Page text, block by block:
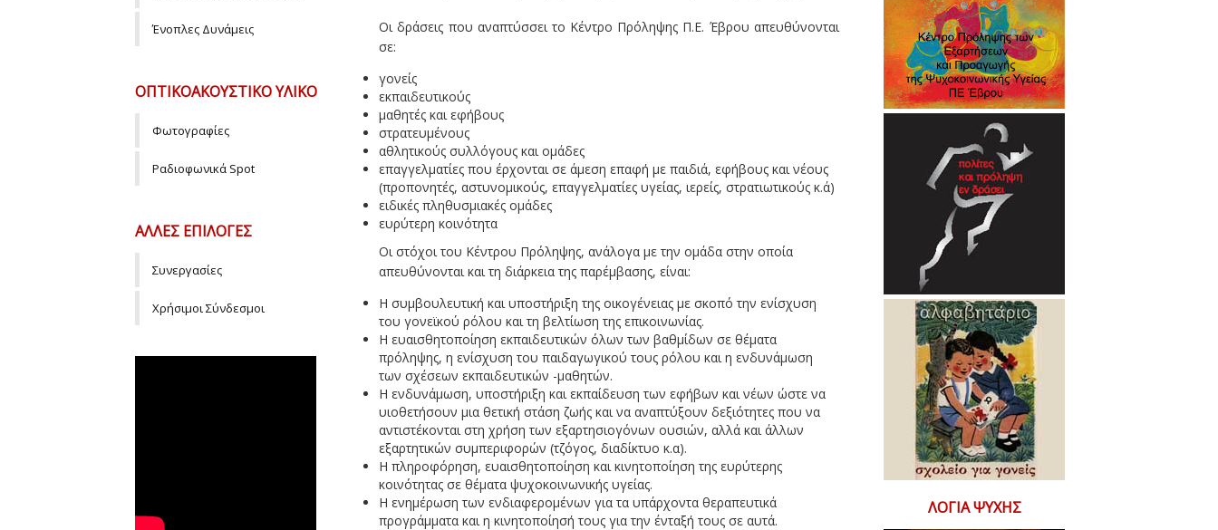
Ένοπλες Δυνάμεις
ΟΠΤΙΚΟΑΚΟΥΣΤΙΚΌ ΥΛΙΚΌ
Φωτογραφίες
Ραδιοφωνικά Spot
ΆΛΛΕΣ ΕΠΙΛΟΓΈΣ
Συνεργασίες
Χρήσιμοι Σύνδεσμοι
Οι δράσεις που αναπτύσσει το Κέντρο Πρόληψης Π.Ε. Έβρου απευθύνονται
σε:
γονείς
εκπαιδευτικούς
μαθητές και εφήβους
στρατευμένους
αθλητικούς συλλόγους και ομάδες
επαγγελματίες που έρχονται σε άμεση επαφή με παιδιά, εφήβους και νέους
(προπονητές, αστυνομικούς, επαγγελματίες υγείας, ιερείς, στρατιωτικούς κ.ά)
ειδικές πληθυσμιακές ομάδες
ευρύτερη κοινότητα
Οι στόχοι του Κέντρου Πρόληψης, ανάλογα με την ομάδα στην οποία
απευθύνονται και τη διάρκεια της παρέμβασης, είναι:
Η συμβουλευτική και υποστήριξη της οικογένειας με σκοπό την ενίσχυση
του γονεϊκού ρόλου και τη βελτίωση της επικοινωνίας.
Η ευαισθητοποίηση εκπαιδευτικών όλων των βαθμίδων σε θέματα
πρόληψης, η ενίσχυση του παιδαγωγικού τους ρόλου και η ενδυνάμωση
των σχέσεων εκπαιδευτικών -μαθητών.
Η ενδυνάμωση, υποστήριξη και εκπαίδευση των εφήβων και νέων ώστε να
υιοθετήσουν μια θετική στάση ζωής και να αναπτύξουν δεξιότητες που να
αντιστέκονται στη χρήση των εξαρτησιογόνων ουσιών, αλλά και άλλων
εξαρτητικών συμπεριφορών (τζόγος, διαδίκτυο κ.α).
Η πληροφόρηση, ευαισθητοποίηση και κινητοποίηση της ευρύτερης
κοινότητας σε θέματα ψυχοκοινωνικής υγείας.
Η ενημέρωση των ενδιαφερομένων για τα υπάρχοντα θεραπευτικά
προγράμματα και η κινητοποίησή τους για την ένταξή τους σε αυτά.
ΛΌΓΙΑ ΨΥΧΉΣ